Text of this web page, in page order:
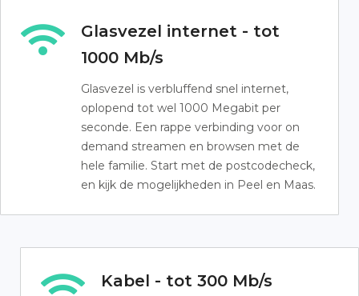
Glasvezel internet - tot
1000 Mb/s
Glasvezel is verbluffend snel internet,
oplopend tot wel 1000 Megabit per
seconde. Een rappe verbinding voor on
demand streamen en browsen met de
hele familie. Start met de postcodecheck,
en kijk de mogelijkheden in Peel en Maas.
Kabel - tot 300 Mb/s